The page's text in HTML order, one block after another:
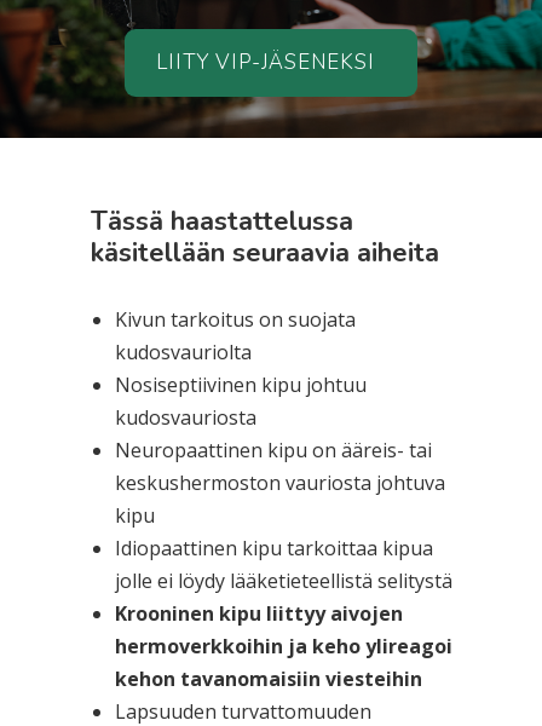
LIITY VIP-JÄSENEKSI
Tässä haastattelussa
käsitellään seuraavia aiheita
Kivun tarkoitus on suojata
kudosvauriolta
Nosiseptiivinen kipu johtuu
kudosvauriosta
Neuropaattinen kipu on ääreis- tai
keskushermoston vauriosta johtuva
kipu
Idiopaattinen kipu tarkoittaa kipua
jolle ei löydy lääketieteellistä selitystä
Krooninen kipu liittyy aivojen
hermoverkkoihin ja keho ylireagoi
kehon tavanomaisiin viesteihin
Lapsuuden turvattomuuden